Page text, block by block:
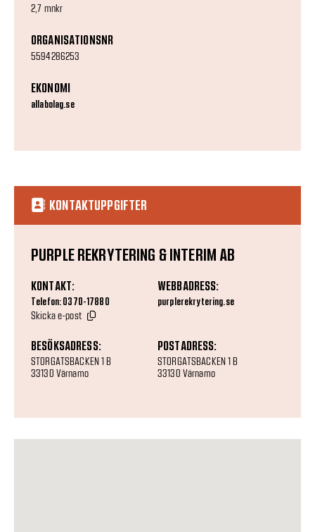
2,7 mnkr
ORGANISATIONSNR
5594286253
EKONOMI
allabolag.se
KONTAKTUPPGIFTER
PURPLE REKRYTERING & INTERIM AB
KONTAKT:
Telefon: 0370-17880
Skicka e-post
WEBBADRESS:
purplerekrytering.se
BESÖKSADRESS:
STORGATSBACKEN 1 B
33130 Värnamo
POSTADRESS:
STORGATSBACKEN 1 B
33130 Värnamo